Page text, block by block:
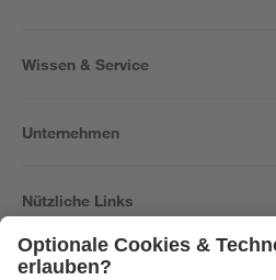
Wissen & Service
Unternehmen
Nützliche Links